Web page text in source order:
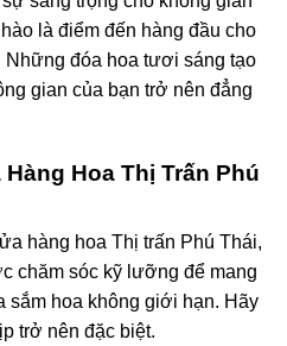
là điểm đến hàng đầu cho
đóa hoa tươi sáng tạo
gian của bạn trở nên đẳng
Hoa Thị Trấn Phú
hàng hoa Thị trấn Phú Thái,
chăm sóc kỹ lưỡng để mang
sắm hoa không giới hạn. Hãy
trở nên đặc biệt.